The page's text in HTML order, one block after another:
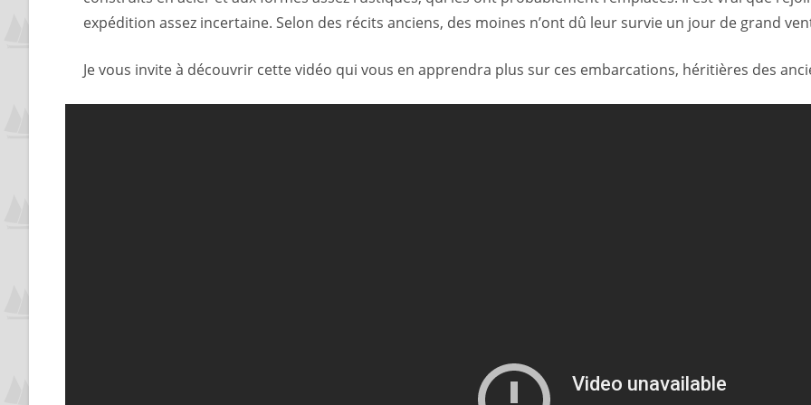
expédition assez incertaine. Selon des récits anciens, des moines n’ont dû leur survie un jour de grand
Je vous invite à découvrir cette vidéo qui vous en apprendra plus sur ces embarcations, héritières des